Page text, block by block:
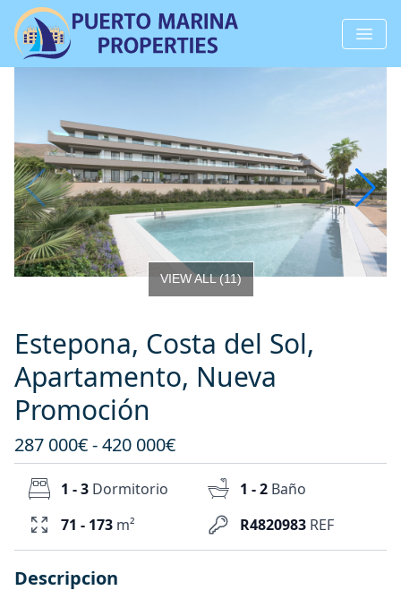
VIEW ALL(11)
Estepona, Costa del Sol,
Apartamento, Nueva
Promoción
287 000€ - 420 000€
R4820983 REF
1 - 3 Dormitorio 1 - 2 Baño
71 - 173 m²
Descripcion